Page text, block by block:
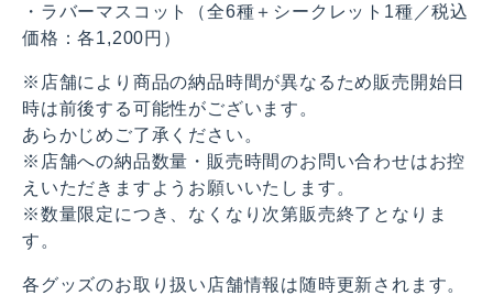
・ラバーマスコット（全6種＋シークレット1種／税込
価格：各1,200円）
※店舗により商品の納品時間が異なるため販売開始日
時は前後する可能性がございます。
あらかじめご了承ください。
※店舗への納品数量・販売時間のお問い合わせはお控
えいただきますようお願いいたします。
※数量限定につき、なくなり次第販売終了となりま
す。
各グッズのお取り扱い店舗情報は随時更新されます。